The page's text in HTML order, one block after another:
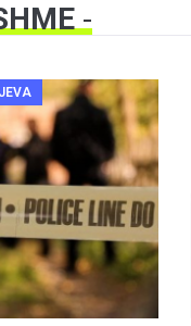
-